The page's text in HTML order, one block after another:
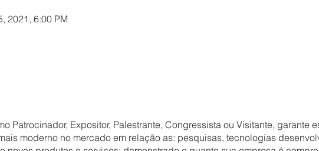
2021, 6:00 PM
Patrocinador, Expositor, Palestrante, Congressista ou Visitante, garante
moderno no mercado em relação as: pesquisas, tecnologias